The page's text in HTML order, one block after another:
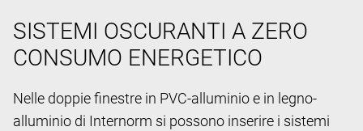
SISTEMI OSCURANTI A ZERO
CONSUMO ENERGETICO
Nelle doppie finestre in PVC-alluminio e in legno-
alluminio di Internorm si possono inserire i sistemi